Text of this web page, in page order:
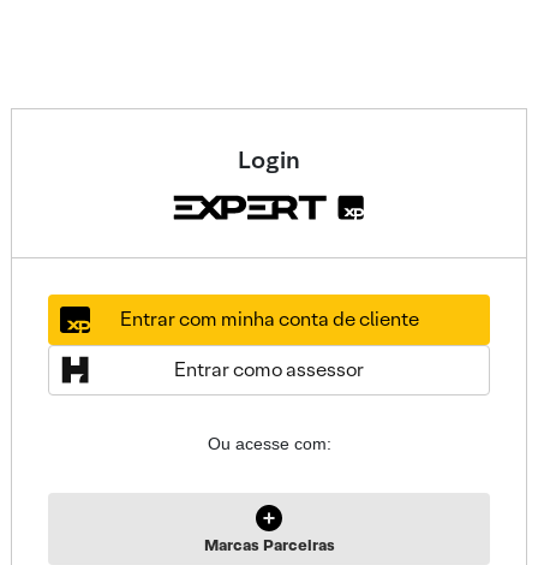
Login
Entrar com minha conta de cliente
Entrar como assessor
Ou acesse com:
Marcas Parceiras